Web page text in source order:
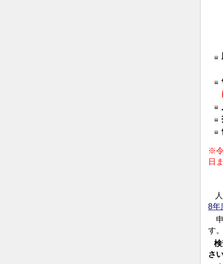
※
日
8年
申
す。
検
さい